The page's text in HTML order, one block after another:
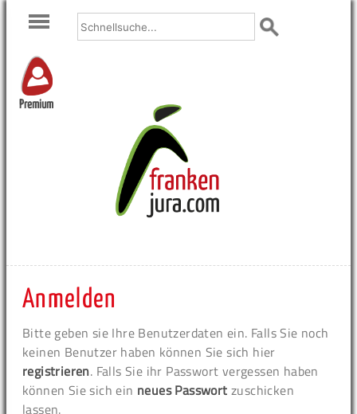
Premium
Anmelden
Bitte geben sie Ihre Benutzerdaten ein. Falls Sie noch
keinen Benutzer haben können Sie sich hier
registrieren. Falls Sie ihr Passwort vergessen haben
können Sie sich ein neues Passwort zuschicken
lassen.